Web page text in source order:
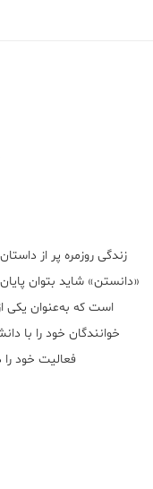
زندگی روزمره پر از
«دانستن» شاید بتوان
است که به‌عنوان یکی
خوانندگان خود را با
فعالیت خود را در تابستان